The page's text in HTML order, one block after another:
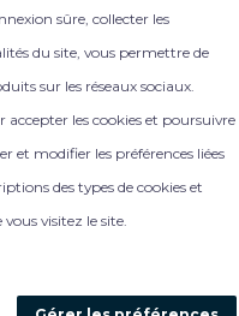
Rejoignez
sûre, collecter les
du site, vous permettre de
sur les réseaux sociaux.
accepter les cookies et poursuivre
et modifier les préférences liées
des types de cookies et
visitez le site.